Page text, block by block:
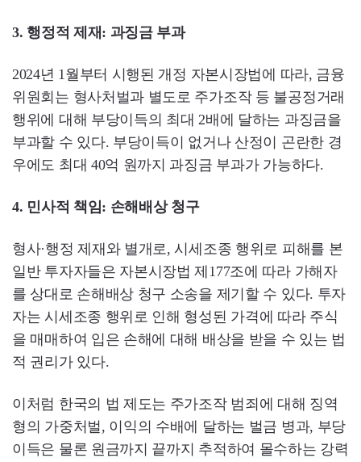
3. 행정적 제재: 과징금 부과
2024년 1월부터 시행된 개정 자본시장법에 따라, 금융
위원회는 형사처벌과 별도로 주가조작 등 불공정거래
행위에 대해 부당이득의 최대 2배에 달하는 과징금을
부과할 수 있다. 부당이득이 없거나 산정이 곤란한 경
우에도 최대 40억 원까지 과징금 부과가 가능하다.
4. 민사적 책임: 손해배상 청구
형사·행정 제재와 별개로, 시세조종 행위로 피해를 본
일반 투자자들은 자본시장법 제177조에 따라 가해자
를 상대로 손해배상 청구 소송을 제기할 수 있다. 투자
자는 시세조종 행위로 인해 형성된 가격에 따라 주식
을 매매하여 입은 손해에 대해 배상을 받을 수 있는 법
적 권리가 있다.
이처럼 한국의 법 제도는 주가조작 범죄에 대해 징역
형의 가중처벌, 이익의 수배에 달하는 벌금 병과, 부당
이득은 물론 원금까지 끝까지 추적하여 몰수하는 강력